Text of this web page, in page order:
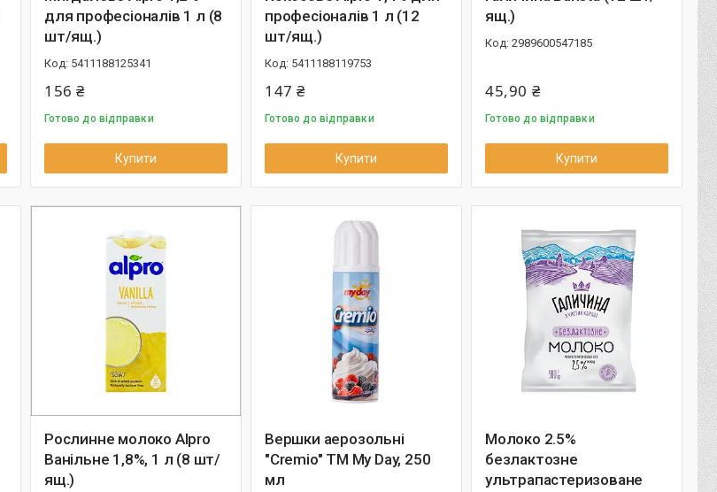
для професіоналів 1 л (8
шт/ящ.)
5411188125341
156 ₴
Готово до відправки
Купити
професіоналів 1 л (12
шт/ящ.)
5411188119753
147 ₴
Готово до відправки
Купити
ящ.)
2989600547185
45,90 ₴
Готово до відправки
Купити
Рослинне молоко Alpro
Ванільне 1,8%, 1 л (8 шт/
ящ.)
Вершки аерозольні
"Cremio" ТМ My Day, 250
мл
Молоко 2.5%
безлактозне
ультрапастеризоване